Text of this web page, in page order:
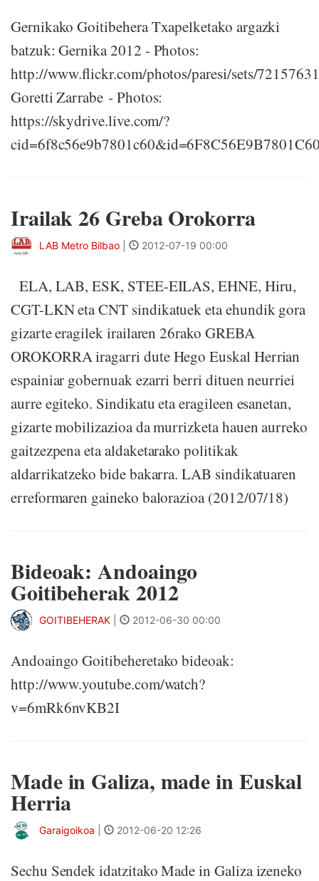
Gernikako Goitibehera Txapelketako argazki
batzuk: Gernika 2012 - Photos:
http://www.flickr.com/photos/paresi/sets/
Goretti Zarrabe - Photos:
https://skydrive.live.com/?
Irailak 26 Greba Orokorra
LAB Metro Bilbao 2012-07-19 00:00
ELA, LAB, ESK, STEE-EILAS, EHNE, Hiru,
CGT-LKN eta CNT sindikatuek eta ehundik gora
gizarte eragilek irailaren 26rako GREBA
OROKORRA iragarri dute Hego Euskal Herrian
espainiar gobernuak ezarri berri dituen neurriei
aurre egiteko. Sindikatu eta eragileen esanetan,
gizarte mobilizazioa da murrizketa hauen aurreko
gaitzezpena eta aldaketarako politikak
aldarrikatzeko bide bakarra. LAB sindikatuaren
erreformaren gaineko balorazioa (2012/07/18)
Bideoak: Andoaingo
Goitibeherak 2012
GOITIBEHERAK 2012-06-30 00:00
Andoaingo Goitibeheretako bideoak:
http://www.youtube.com/watch?
v=6mRk6nvKB2I
Made in Galiza, made in Euskal
Herria
Garaigoikoa 2012-06-20 12:26
Sechu Sendek idatzitako Made in Galiza izeneko